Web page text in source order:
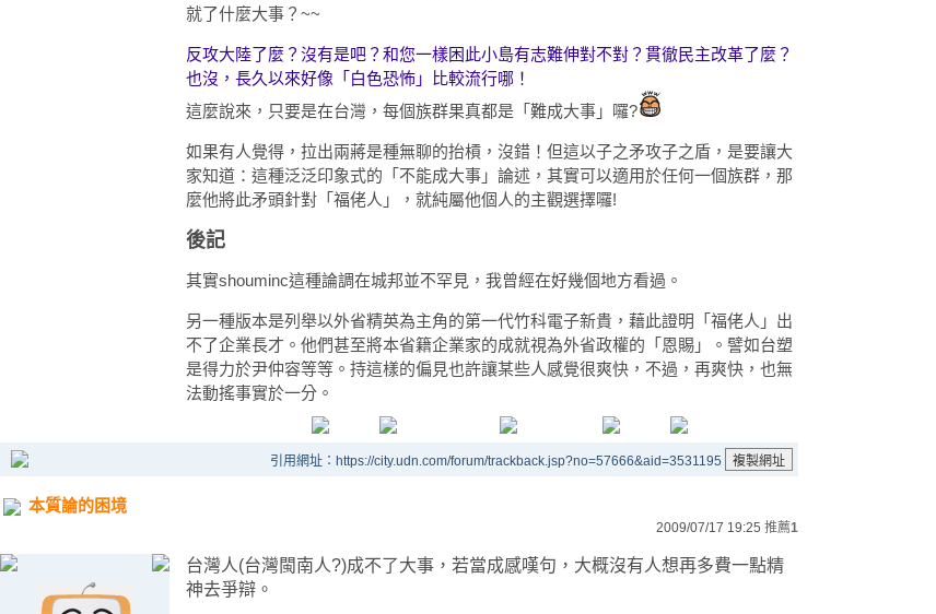
就了什麼大事？~~
反攻大陸了麼？沒有是吧？和您一樣困此小島有志難伸對不對？貫徹民主改革了麼？
也沒，長久以來好像「白色恐怖」比較流行哪！
這麼說來，只要是在台灣，每個族群果真都是「難成大事」囉?
如果有人覺得，拉出兩蔣是種無聊的抬槓，沒錯！但這以子之矛攻子之盾，是要讓大
家知道：這種泛泛印象式的「不能成大事」論述，其實可以適用於任何一個族群，那
麼他將此矛頭針對「福佬人」，就純屬他個人的主觀選擇囉!
後記
其實shouminc這種論調在城邦並不罕見，我曾經在好幾個地方看過。
另一種版本是列舉以外省精英為主角的第一代竹科電子新貴，藉此證明「福佬人」出
不了企業長才。他們甚至將本省籍企業家的成就視為外省政權的「恩賜」。譬如台塑
是得力於尹仲容等等。持這樣的偏見也許讓某些人感覺很爽快，不過，再爽快，也無
法動搖事實於一分。
引用網址：https://city.udn.com/forum/trackback.jsp?no=57666&aid=3531195
本質論的困境
2009/07/17 19:25 推薦1
台灣人(台灣閩南人?)成不了大事，若當成感嘆句，大概沒有人想再多費一點精
神去爭辯。